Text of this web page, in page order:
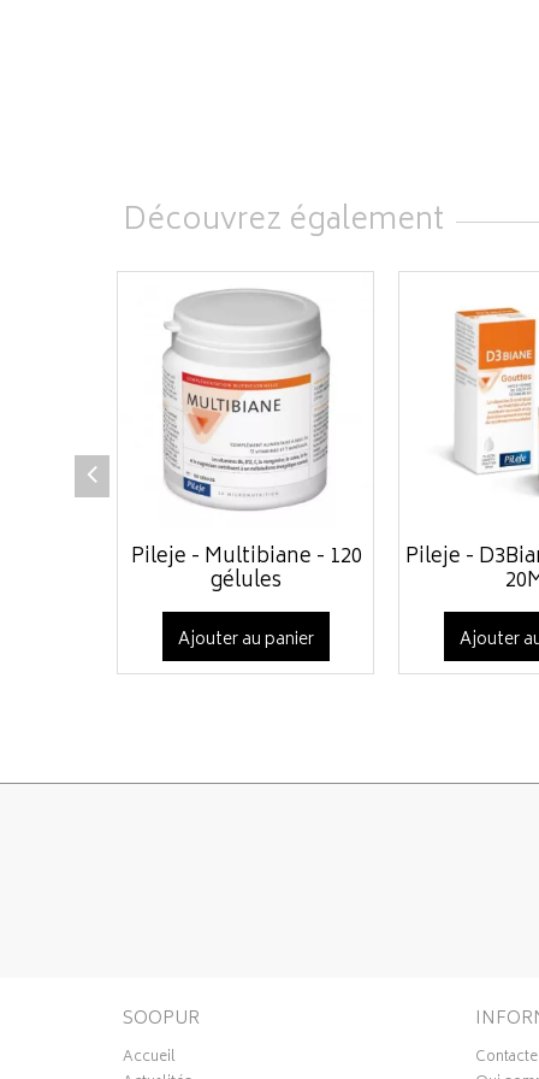
Découvrez également
Pileje - Multibiane - 120
gélules
Ajouter au panier
Pileje -
Ajouter
SOOPUR
Accueil